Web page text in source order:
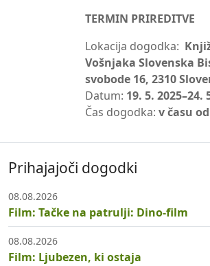
TERMIN PRIREDITVE
Lokacija dogodka:
Vošnjaka Slovenska
svobode 16, 2310
Datum: 19. 5. 2025–24.
Čas dogodka: v času
Prihajajoči dogodki
08.08.2026
Film: Tačke na patrulji: Dino-film
08.08.2026
Film: Ljubezen, ki ostaja